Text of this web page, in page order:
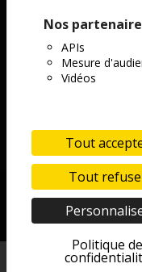
Nos
APIs
Mesure
Vidéos
Tout
Tout
Politique de
Mentions